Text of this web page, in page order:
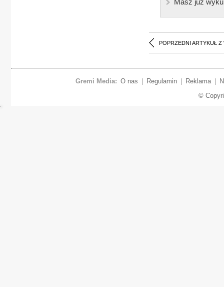
Masz już
POPRZEDNI ARTYKUŁ Z
Gremi Media: O nas Regulamin Reklama
©